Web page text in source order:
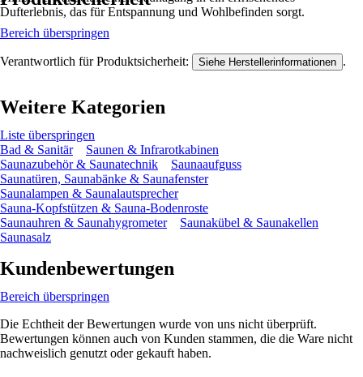
Dufterlebnis, das für Entspannung und Wohlbefinden sorgt.
Bereich überspringen
Verantwortlich für Produktsicherheit: Siehe Herstellerinformationen .
Weitere Kategorien
Liste überspringen
Bad & Sanitär
Saunen & Infrarotkabinen
Saunazubehör & Saunatechnik
Saunaaufguss
Saunatüren, Saunabänke & Saunafenster
Saunalampen & Saunalautsprecher
Sauna-Kopfstützen & Sauna-Bodenroste
Saunauhren & Saunahygrometer
Saunakübel & Saunakellen
Saunasalz
Kundenbewertungen
Bereich überspringen
Die Echtheit der Bewertungen wurde von uns nicht überprüft.
Bewertungen können auch von Kunden stammen, die die Ware nicht
nachweislich genutzt oder gekauft haben.